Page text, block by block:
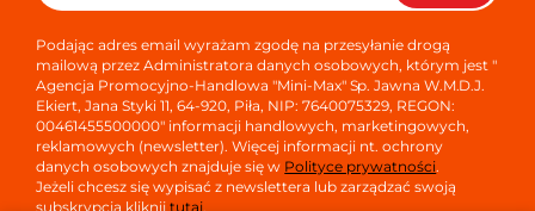
Podając adres email wyrażam zgodę na przesyłanie drogą
mailową przez Administratora danych osobowych, którym jest "
Agencja Promocyjno-Handlowa "Mini-Max" Sp. Jawna W.M.D.J.
Ekiert, Jana Styki 11, 64-920, Piła, NIP: 7640075329, REGON:
00461455500000" informacji handlowych, marketingowych,
reklamowych (newsletter). Więcej informacji nt. ochrony
danych osobowych znajduje się w Polityce prywatności.
Jeżeli chcesz się wypisać z newslettera lub zarządzać swoją
subskrypcją kliknijtutaj.